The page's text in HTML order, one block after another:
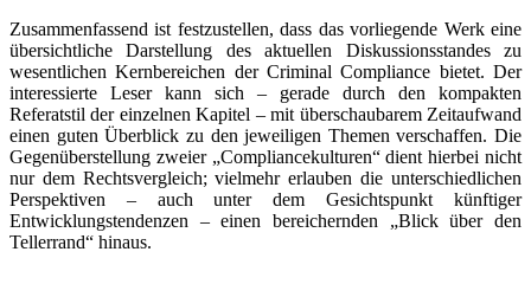
Zusammenfassend ist festzustellen, dass das vorliegende Werk eine
übersichtliche Darstellung des aktuellen Diskussionsstandes zu
wesentlichen Kernbereichen der Criminal Compliance bietet. Der
interessierte Leser kann sich – gerade durch den kompakten
Referatstil der einzelnen Kapitel – mit überschaubarem Zeitaufwand
einen guten Überblick zu den jeweiligen Themen verschaffen. Die
Gegenüberstellung zweier „Compliancekulturen“ dient hierbei nicht
nur dem Rechtsvergleich; vielmehr erlauben die unterschiedlichen
Perspektiven – auch unter dem Gesichtspunkt künftiger
Entwicklungstendenzen – einen bereichernden „Blick über den
Tellerrand“ hinaus.